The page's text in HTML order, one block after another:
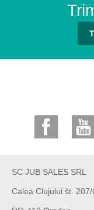
SC JUB SALES SRL
Calea Clujului št. 207/